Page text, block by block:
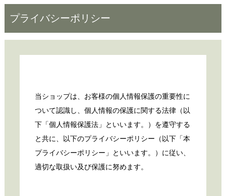
プライバシーポリシー
当ショップは、お客様の個人情報保護の重要性に
ついて認識し、個人情報の保護に関する法律（以
下「個人情報保護法」といいます。）を遵守する
と共に、以下のプライバシーポリシー（以下「本
プライバシーポリシー」といいます。）に従い、
適切な取扱い及び保護に努めます。